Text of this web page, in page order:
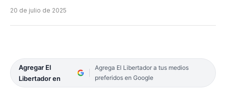
20 de julio de 2025
Agregar El
Libertador en
Agrega El Libertador a tus medios
preferidos en Google